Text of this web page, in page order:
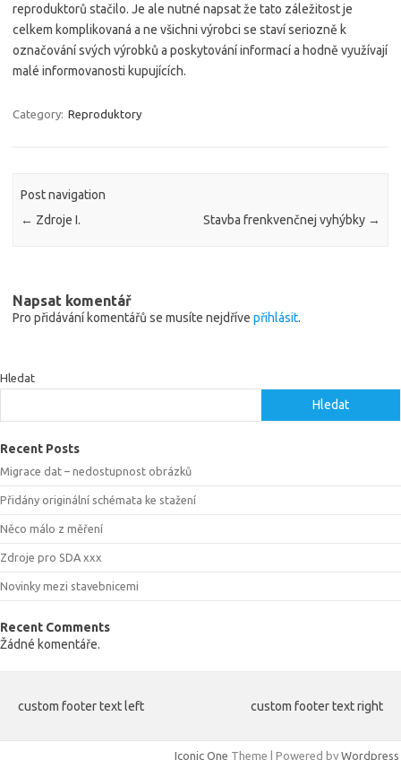
reproduktorů stačilo. Je ale nutné napsat že tato záležitost je
celkem komplikovaná a ne všichni výrobci se staví seriozně k
označování svých výrobků a poskytování informací a hodně využívají
malé informovanosti kupujících.
Category: Reproduktory
Post navigation
← Zdroje I. Stavba frenkvenčnej vyhýbky →
Napsat komentář
Pro přidávání komentářů se musíte nejdříve přihlásit.
Hledat
Hledat
Recent Posts
Migrace dat – nedostupnost obrázků
Přidány originální schémata ke stažení
Něco málo z měření
Zdroje pro SDA xxx
Novinky mezi stavebnicemi
Recent Comments
Žádné komentáře.
custom footer text left custom footer text right
Iconic One Theme | Powered by Wordpress